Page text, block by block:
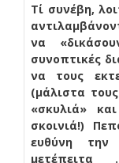
Τί συνέβη,
να
συνοπτικές
να τους
(μάλιστα
«σκυλιά»
σκοινιά!)
ευθύνη την
μετέπειτα